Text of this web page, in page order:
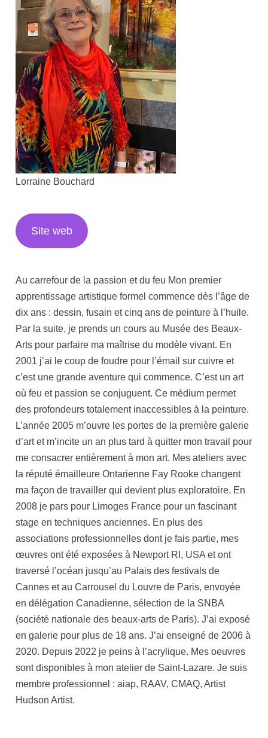
Lorraine Bouchard
Site web
Au carrefour de la passion et du feu Mon premier
apprentissage artistique formel commence dès l’âge de
dix ans : dessin, fusain et cinq ans de peinture à l’huile.
Par la suite, je prends un cours au Musée des Beaux-
Arts pour parfaire ma maîtrise du modèle vivant. En
2001 j’ai le coup de foudre pour l’émail sur cuivre et
c’est une grande aventure qui commence. C’est un art
où feu et passion se conjuguent. Ce médium permet
des profondeurs totalement inaccessibles à la peinture.
L’année 2005 m’ouvre les portes de la première galerie
d’art et m’incite un an plus tard à quitter mon travail pour
me consacrer entièrement à mon art. Mes ateliers avec
la réputé émailleure Ontarienne Fay Rooke changent
ma façon de travailler qui devient plus exploratoire. En
2008 je pars pour Limoges France pour un fascinant
stage en techniques anciennes. En plus des
associations professionnelles dont je fais partie, mes
œuvres ont été exposées à Newport RI, USA et ont
traversé l’océan jusqu’au Palais des festivals de
Cannes et au Carrousel du Louvre de Paris, envoyée
en délégation Canadienne, sélection de la SNBA
(société nationale des beaux-arts de Paris). J’ai exposé
en galerie pour plus de 18 ans. J’ai enseigné de 2006 à
2020. Depuis 2022 je peins à l’acrylique. Mes oeuvres
sont disponibles à mon atelier de Saint-Lazare. Je suis
membre professionnel : aiap, RAAV, CMAQ, Artist
Hudson Artist.